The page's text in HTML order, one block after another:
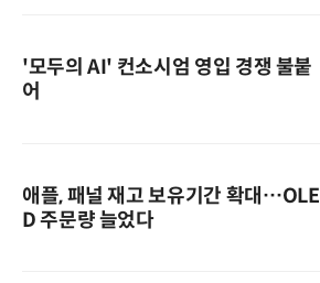
'모두의 AI' 컨소시엄 영입 경쟁 불붙
어
애플, 패널 재고 보유기간 확대…OLE
D 주문량 늘었다